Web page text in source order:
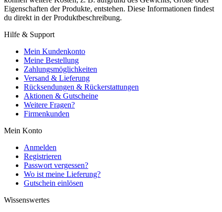
Eigenschaften der Produkte, entstehen. Diese Informationen findest
du direkt in der Produktbeschreibung.
Hilfe & Support
Mein Kundenkonto
Meine Bestellung
Zahlungsmöglichkeiten
Versand & Lieferung
Rücksendungen & Rückerstattungen
Aktionen & Gutscheine
Weitere Fragen?
Firmenkunden
Mein Konto
Anmelden
Registrieren
Passwort vergessen?
Wo ist meine Lieferung?
Gutschein einlösen
Wissenswertes